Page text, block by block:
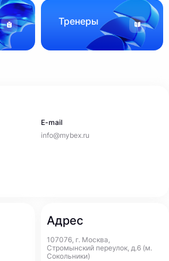
Тренеры
E-mail
info@mybex.ru
Адрес
107076, г. Москва,
Стромынский переулок, д.6 (м.
Сокольники)